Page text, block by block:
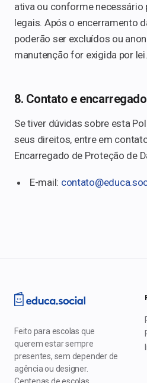
ativa ou conforme necessário
legais. Após o encerramento
poderão ser excluídos ou
manutenção for exigida por lei.
8. Contato e
Se tiver dúvidas sobre esta
seus direitos, entre em
Encarregado de Proteção de
E-mail:
Feito para escolas que
querem estar sempre
presentes, sem depender de
agência ou designer.